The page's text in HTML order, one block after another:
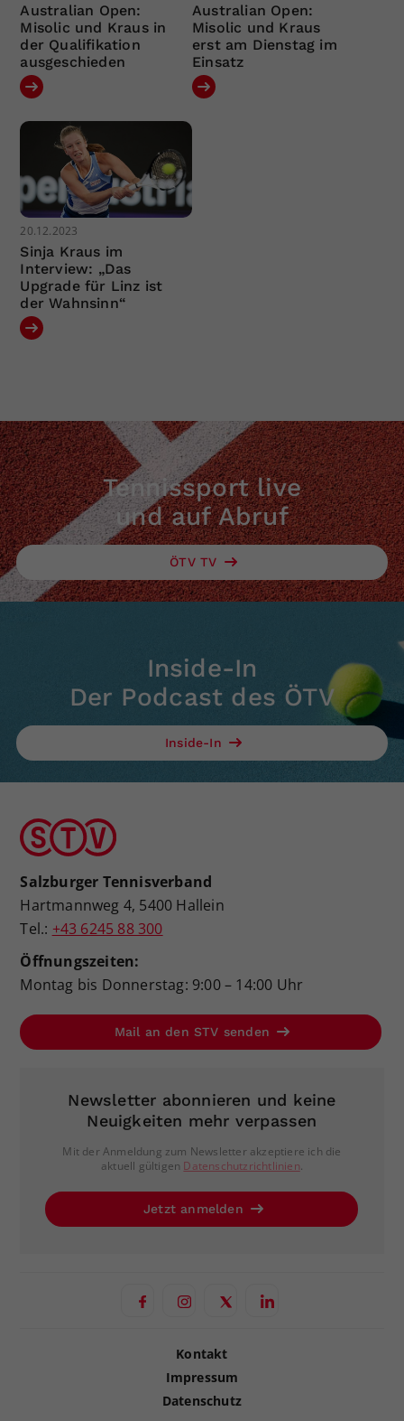
Australian Open:
Misolic und Kraus in
der Qualifikation
ausgeschieden
Australian Open:
Misolic und Kraus
erst am Dienstag im
Einsatz
20.12.2023
Sinja Kraus im
Interview: „Das
Upgrade für Linz ist
der Wahnsinn“
Tennissport live
und auf Abruf
ÖTV TV
Inside-In
Der Podcast des ÖTV
Inside-In
Salzburger Tennisverband
Hartmannweg 4, 5400 Hallein
Tel.: +43 6245 88 300
Öffnungszeiten:
Montag bis Donnerstag: 9:00 – 14:00 Uhr
Mail an den STV senden
Newsletter abonnieren und keine
Neuigkeiten mehr verpassen
Mit der Anmeldung zum Newsletter akzeptiere ich die
aktuell gültigen Datenschutzrichtlinien.
Jetzt anmelden
Kontakt
Impressum
Datenschutz